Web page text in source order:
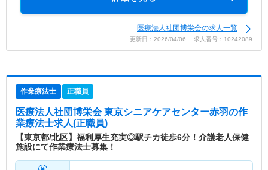
医療法人社団博栄会の求人一覧
更新日：2026/04/06 求人番号：10242089
作業療法士 正職員
医療法人社団博栄会 東京シニアケアセンター赤羽の作
業療法士求人(正職員)
【東京都/北区】福利厚生充実◎駅チカ徒歩6分！介護老人保健
施設にて作業療法士募集！